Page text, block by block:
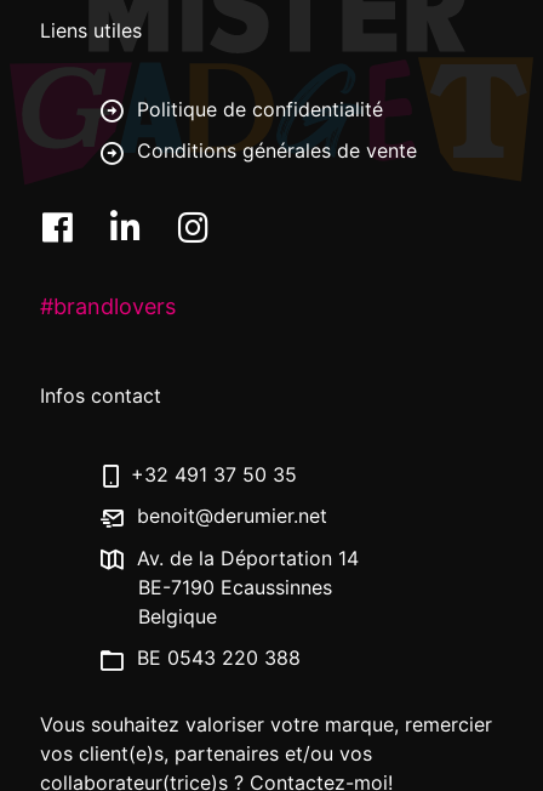
Liens utiles
Politique de confidentialité
Conditions générales de vente
#brandlovers
Infos contact
+32 491 37 50 35
benoit@derumier.net
Av. de la Déportation 14
BE-7190 Ecaussinnes
Belgique
BE 0543 220 388
Vous souhaitez valoriser votre marque, remercier
vos client(e)s, partenaires et/ou vos
collaborateur(trice)s ? Contactez-moi!